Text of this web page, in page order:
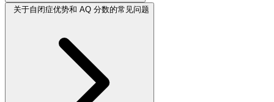
关于自闭症优势和 AQ 分数的常见问题